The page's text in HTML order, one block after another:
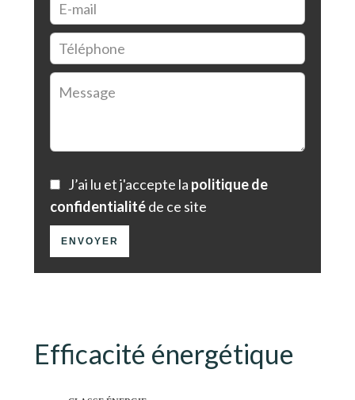
J’ai lu et j'accepte la politique de
confidentialitéde ce site
ENVOYER
Efficacité énergétique